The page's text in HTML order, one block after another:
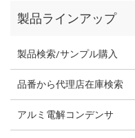
製品ラインアップ
製品検索/サンプル購入
品番から代理店在庫検索
アルミ電解コンデンサ